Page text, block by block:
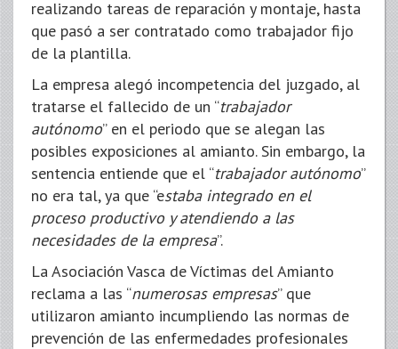
realizando tareas de reparación y montaje, hasta
que pasó a ser contratado como trabajador fijo
de la plantilla.
La empresa alegó incompetencia del juzgado, al
tratarse el fallecido de un “trabajador
autónomo” en el periodo que se alegan las
posibles exposiciones al amianto. Sin embargo, la
sentencia entiende que el “trabajador autónomo”
no era tal, ya que “estaba integrado en el
proceso productivo y atendiendo a las
necesidades de la empresa”.
La Asociación Vasca de Víctimas del Amianto
reclama a las “numerosas empresas” que
utilizaron amianto incumpliendo las normas de
prevención de las enfermedades profesionales